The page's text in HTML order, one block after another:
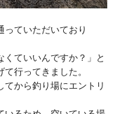
ていただいており
ていいんですか？」と
行ってきました。
から釣り場にエントリ